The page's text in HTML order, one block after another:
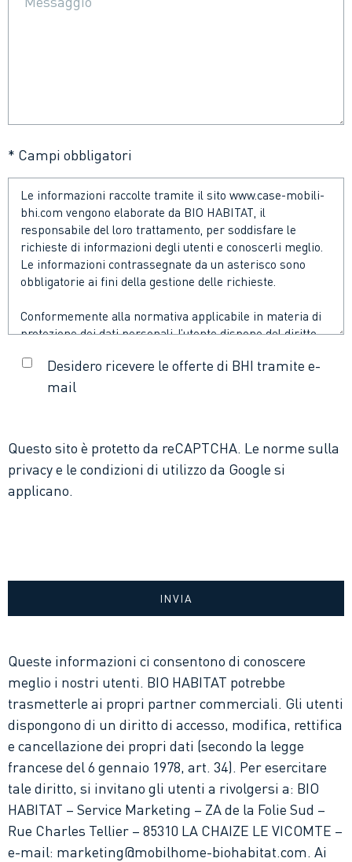
* Campi obbligatori
Le informazioni raccolte tramite il sito www.case-mobili-
bhi.com vengono elaborate da BIO HABITAT, il
responsabile del loro trattamento, per soddisfare le
richieste di informazioni degli utenti e conoscerli meglio.
Le informazioni contrassegnate da un asterisco sono
obbligatorie ai fini della gestione delle richieste.
Conformemente alla normativa applicabile in materia di
protezione dei dati personali, l’utente dispone del diritto
accesso, rettifica, cancellazione e portabilità dei dati
opposizione allo stesso per motivi legittimi;
trasmettere disposizioni riguardo alle sorti dei
propri dati in caso di decesso (conservazione,
qualsiasi momento scrivendo all’indirizzo qui sopra.
Per ulteriori informazioni su questo trattamento vi
rimandiamo alla nostrapolitica di protezione dei dati
Desidero ricevere le offerte di BHI tramite e-
mail
Questo sito è protetto da reCAPTCHA. Le norme sulla
privacye le condizioni di utilizzo da Google si
applicano.
Queste informazioni ci consentono di conoscere
meglio i nostri utenti. BIO HABITAT potrebbe
trasmetterle ai propri partner commerciali. Gli utenti
dispongono di un diritto di accesso, modifica, rettifica
e cancellazione dei propri dati (secondo la legge
francese del 6 gennaio 1978, art. 34). Per esercitare
tale diritto, si invitano gli utenti a rivolgersi a: BIO
HABITAT – Service Marketing – ZA de la Folie Sud –
Rue Charles Tellier – 85310 LA CHAIZE LE VICOMTE –
e-mail: marketing@mobilhome-biohabitat.com. Ai